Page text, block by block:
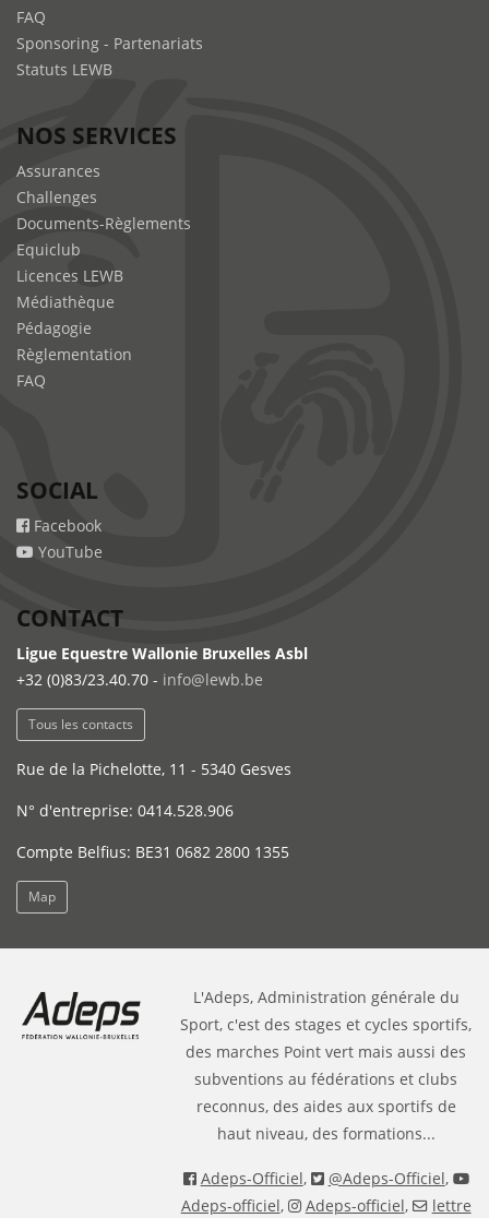
FAQ
Sponsoring - Partenariats
Statuts LEWB
NOS SERVICES
Assurances
Challenges
Documents-Règlements
Equiclub
Licences LEWB
Médiathèque
Pédagogie
Règlementation
FAQ
SOCIAL
Facebook
YouTube
CONTACT
Ligue Equestre Wallonie Bruxelles Asbl
+32 (0)83/23.40.70 - info@lewb.be
Tous les contacts
Rue de la Pichelotte, 11 - 5340 Gesves
N° d'entreprise: 0414.528.906
Compte Belfius: BE31 0682 2800 1355
Map
L'Adeps, Administration générale du
Sport, c'est des stages et cycles sportifs,
des marches Point vert mais aussi des
subventions au fédérations et clubs
reconnus, des aides aux sportifs de
haut niveau, des formations...
Adeps-Officiel, @Adeps-Officiel,
Adeps-officiel, Adeps-officiel,
lettre